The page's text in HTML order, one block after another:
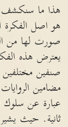
هذا ما سنكشف
هو اصل الفكرة
صورت لها من
يعترض هذه
صنفين
مضامين
عبارة عن
ثانية. حيث